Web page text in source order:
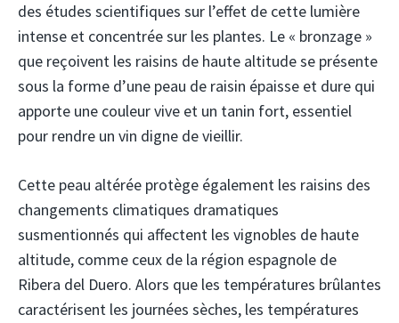
des études scientifiques sur l’effet de cette lumière
intense et concentrée sur les plantes. Le « bronzage »
que reçoivent les raisins de haute altitude se présente
sous la forme d’une peau de raisin épaisse et dure qui
apporte une couleur vive et un tanin fort, essentiel
pour rendre un vin digne de vieillir.
Cette peau altérée protège également les raisins des
changements climatiques dramatiques
susmentionnés qui affectent les vignobles de haute
altitude, comme ceux de la région espagnole de
Ribera del Duero. Alors que les températures brûlantes
caractérisent les journées sèches, les températures